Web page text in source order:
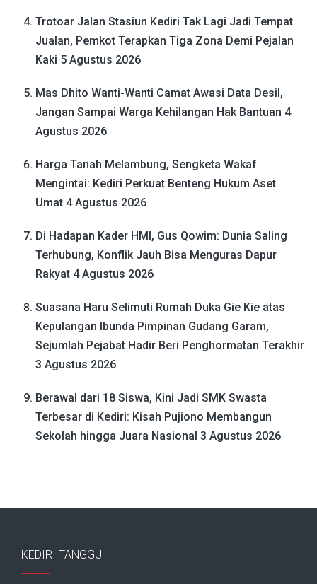
Trotoar Jalan Stasiun Kediri Tak Lagi Jadi Tempat
Jualan, Pemkot Terapkan Tiga Zona Demi Pejalan
Kaki 5 Agustus 2026
Mas Dhito Wanti-Wanti Camat Awasi Data Desil,
Jangan Sampai Warga Kehilangan Hak Bantuan 4
Agustus 2026
Harga Tanah Melambung, Sengketa Wakaf
Mengintai: Kediri Perkuat Benteng Hukum Aset
Umat 4 Agustus 2026
Di Hadapan Kader HMI, Gus Qowim: Dunia Saling
Terhubung, Konflik Jauh Bisa Menguras Dapur
Rakyat 4 Agustus 2026
Suasana Haru Selimuti Rumah Duka Gie Kie atas
Kepulangan Ibunda Pimpinan Gudang Garam,
Sejumlah Pejabat Hadir Beri Penghormatan Terakhir
3 Agustus 2026
Berawal dari 18 Siswa, Kini Jadi SMK Swasta
Terbesar di Kediri: Kisah Pujiono Membangun
Sekolah hingga Juara Nasional 3 Agustus 2026
KEDIRI TANGGUH